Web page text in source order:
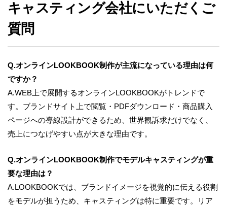
キャスティング会社にいただくご
質問
Q.オンラインLOOKBOOK制作が主流になっている理由は何
ですか？
A.WEB上で展開するオンラインLOOKBOOKがトレンドで
す。ブランドサイト上で閲覧・PDFダウンロード・商品購入
ページへの導線設計ができるため、世界観訴求だけでなく、
売上につなげやすい点が大きな理由です。
Q.オンラインLOOKBOOK制作でモデルキャスティングが重
要な理由は？
A.LOOKBOOKでは、ブランドイメージを視覚的に伝える役割
をモデルが担うため、キャスティングは特に重要です。リア